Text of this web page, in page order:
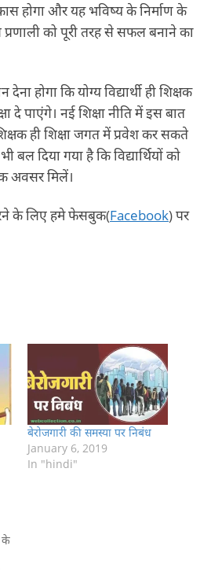
होगा और यह भविष्य के निर्माण के
को पूरी तरह से सफल बनाने का
होगा कि योग्य विद्यार्थी ही शिक्षक
दे पाएंगे। नई शिक्षा नीति में इस बात
ही शिक्षा जगत में प्रवेश कर सकते
दिया गया है कि विद्यार्थियों को
अवसर मिलें।
के लिए हमे फेसबुक(Facebook) पर
बेरोजगारी की समस्या पर निबंध
January 6, 2019
In "hindi"
के